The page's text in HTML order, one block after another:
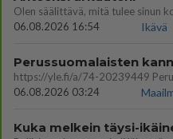
06.08.2026 16:54
Ikävä
06.08.2026 03:24
Kuka melkein täysi-